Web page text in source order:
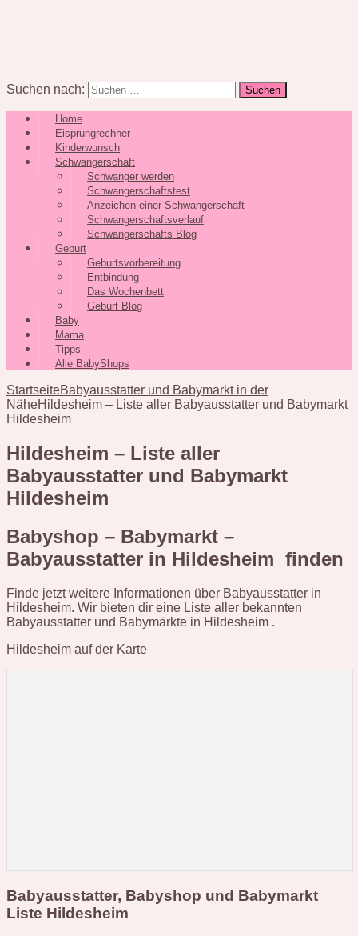
Suchen nach:
Home
Eisprungrechner
Kinderwunsch
Schwangerschaft
Schwanger werden
Schwangerschaftstest
Anzeichen einer Schwangerschaft
Schwangerschaftsverlauf
Schwangerschafts Blog
Geburt
Geburtsvorbereitung
Entbindung
Das Wochenbett
Geburt Blog
Baby
Mama
Tipps
Alle BabyShops
StartseiteBabyausstatter und Babymarkt in der
NäheHildesheim – Liste aller Babyausstatter und Babymarkt
Hildesheim
Hildesheim – Liste aller
Babyausstatter und Babymarkt
Hildesheim
Babyshop – Babymarkt –
Babyausstatter in Hildesheim finden
Finde jetzt weitere Informationen über Babyausstatter in
Hildesheim. Wir bieten dir eine Liste aller bekannten
Babyausstatter und Babymärkte in Hildesheim .
Hildesheim auf der Karte
Babyausstatter, Babyshop und Babymarkt
Liste Hildesheim